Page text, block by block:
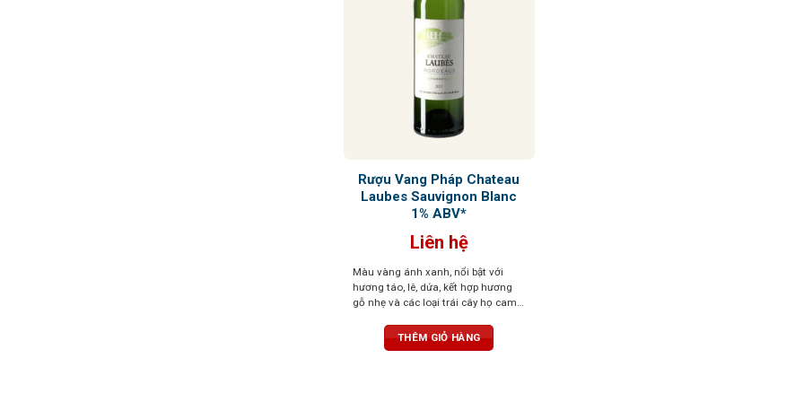
Rượu Vang Pháp Chateau
Laubes Sauvignon Blanc
1% ABV*
Liên hệ
Màu vàng ánh xanh, nổi bật với
hương táo, lê, dứa, kết hợp hương
gỗ nhẹ và các loại trái cây họ cam
THÊM GIỎ HÀNG